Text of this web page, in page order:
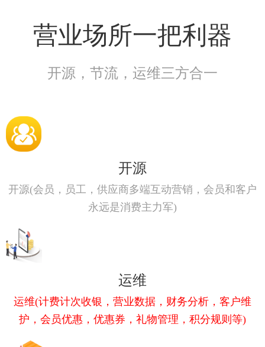
营业场所一把利器
开源，节流，运维三方合一
开源
开源(会员，员工，供应商多端互动营销，会员和客户
永远是消费主力军)
运维
运维(计费计次收银，营业数据，财务分析，客户维
护，会员优惠，优惠券，礼物管理，积分规则等)